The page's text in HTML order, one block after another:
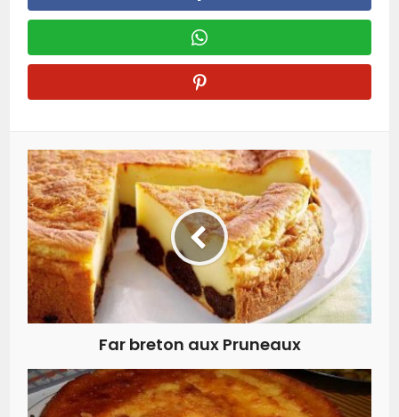
Far breton aux Pruneaux